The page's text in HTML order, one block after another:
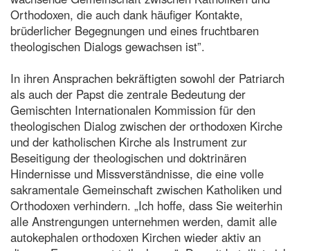
Orthodoxen, die auch dank häufiger Kontakte,
brüderlicher Begegnungen und eines fruchtbaren
theologischen Dialogs gewachsen ist”.
In ihren Ansprachen bekräftigten sowohl der Patriarch
als auch der Papst die zentrale Bedeutung der
Gemischten Internationalen Kommission für den
theologischen Dialog zwischen der orthodoxen Kirche
und der katholischen Kirche als Instrument zur
Beseitigung der theologischen und doktrinären
Hindernisse und Missverständnisse, die eine volle
sakramentale Gemeinschaft zwischen Katholiken und
Orthodoxen verhindern. „Ich hoffe, dass Sie weiterhin
alle Anstrengungen unternehmen werden, damit alle
autokephalen orthodoxen Kirchen wieder aktiv an